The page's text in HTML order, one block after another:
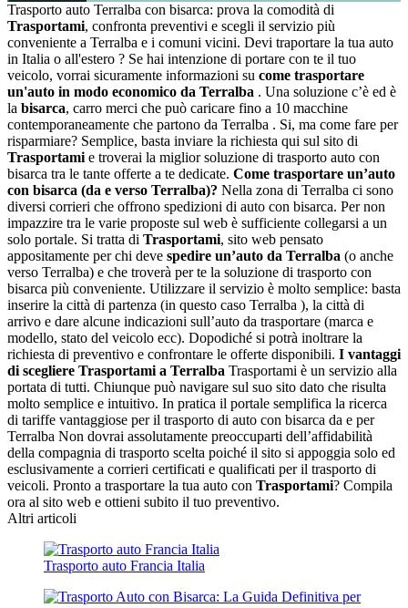
Trasporto auto Terralba con bisarca: prova la comodità di
Trasportami, confronta preventivi e scegli il servizio più
conveniente a Terralba e i comuni vicini. Devi traportare la tua auto
in Italia o all'estero ? Se hai intenzione di portare con te il tuo
veicolo, vorrai sicuramente informazioni su come trasportare
un'auto in modo economico da Terralba . Una soluzione c’è ed è
la bisarca, carro merci che può caricare fino a 10 macchine
contemporaneamente che partono da Terralba . Si, ma come fare per
risparmiare? Semplice, basta inviare la richiesta qui sul sito di
Trasportami e troverai la miglior soluzione di trasporto auto con
bisarca tra le tante offerte a te dedicate. Come trasportare un’auto
con bisarca (da e verso Terralba)? Nella zona di Terralba ci sono
diversi corrieri che offrono spedizioni di auto con bisarca. Per non
impazzire tra le varie proposte sul web è sufficiente collegarsi a un
solo portale. Si tratta di Trasportami, sito web pensato
appositamente per chi deve spedire un’auto da Terralba (o anche
verso Terralba) e che troverà per te la soluzione di trasporto con
bisarca più conveniente. Utilizzare il servizio è molto semplice: basta
inserire la città di partenza (in questo caso Terralba ), la città di
arrivo e dare alcune indicazioni sull’auto da trasportare (marca e
modello, stato del veicolo ecc). Dopodiché si potrà inoltrare la
richiesta di preventivo e confrontare le offerte disponibili. I vantaggi
di scegliere Trasportami a Terralba Trasportami è un servizio alla
portata di tutti. Chiunque può navigare sul suo sito dato che risulta
molto semplice e intuitivo. In pratica il portale semplifica la ricerca
di tariffe vantaggiose per il trasporto di auto con bisarca da e per
Terralba Non dovrai assolutamente preoccuparti dell’affidabilità
della compagnia di trasporto scelta poiché il sito si appoggia solo ed
esclusivamente a corrieri certificati e qualificati per il trasporto di
veicoli. Pronto a trasportare la tua auto con Trasportami? Compila
ora al sito web e ottieni subito il tuo preventivo.
Altri articoli
Trasporto auto Francia Italia